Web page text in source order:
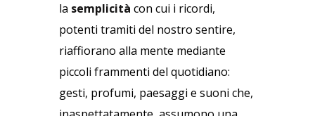
la semplicità con cui i ricordi,
potenti tramiti del nostro sentire,
riaffiorano alla mente mediante
piccoli frammenti del quotidiano:
gesti, profumi, paesaggi e suoni che,